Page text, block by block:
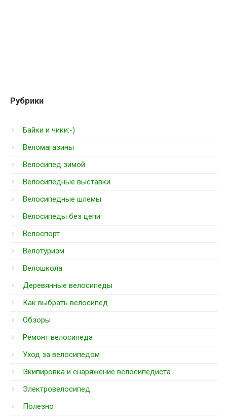
Рубрики
Байки и чики:-)
Веломагазины
Велосипед зимой
Велосипедные выставки
Велосипедные шлемы
Велосипеды без цепи
Велоспорт
Велотуризм
Велошкола
Деревянные велосипеды
Как выбрать велосипед
Обзоры
Ремонт велосипеда
Уход за велосипедом
Экипировка и снаряжение велосипедиста
Электровелосипед
Полезно